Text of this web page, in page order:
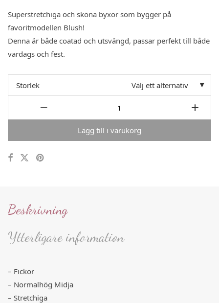
var:
499,95 :-.
är:
250 :-.
Superstretchiga och sköna byxor som bygger på
favoritmodellen Blush!
Denna är både coatad och utsvängd, passar perfekt till både
vardags och fest.
Storlek Välj ett alternativ
Lägg till i varukorg
Beskrivning
Ytterligare information
– Fickor
– Normalhög Midja
– Stretchiga